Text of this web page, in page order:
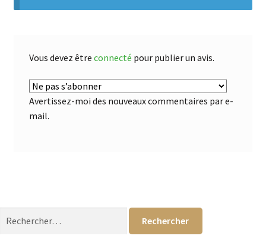
Vous devez être connecté pour publier un avis.
Avertissez-moi des nouveaux commentaires par e-
mail.